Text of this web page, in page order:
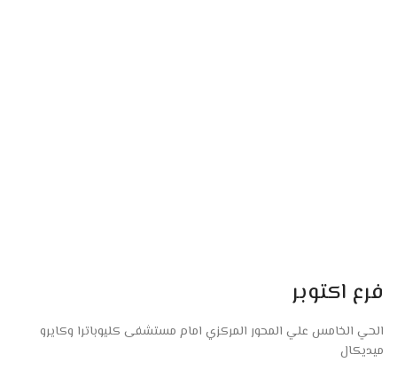
فرع اكتوبر
الحي الخامس علي المحور المركزي امام مستشفى كليوباترا وكايرو
ميديكال